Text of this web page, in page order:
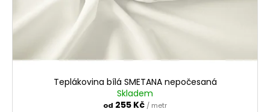
d
u
t
Teplákovina bílá SMETANA nepočesaná
Skladem
od 255 Kč / metr